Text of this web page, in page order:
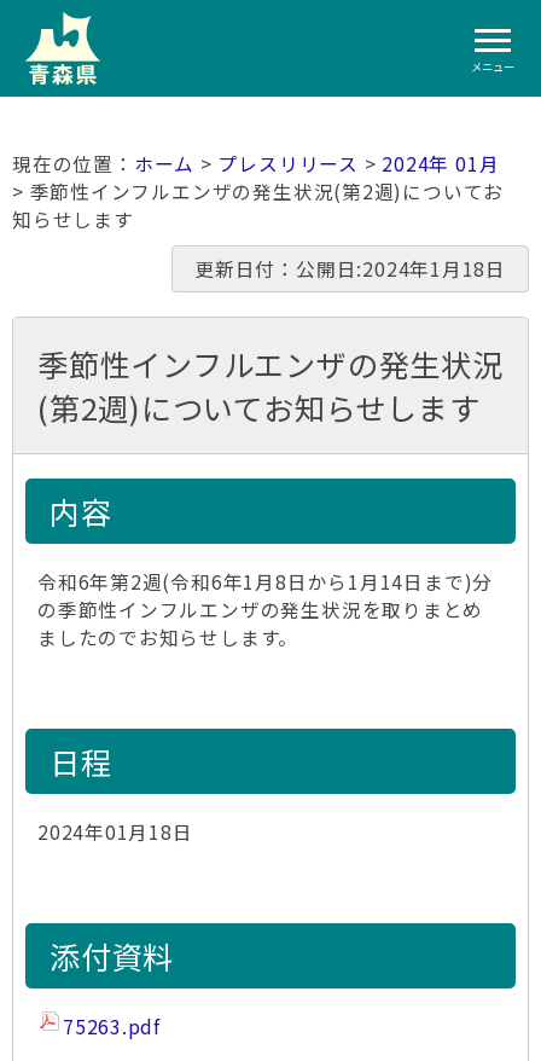
メニュー
ホーム > プレスリリース > 2024年 01月
> 季節性インフルエンザの発生状況(第2週)についてお
知らせします
更新日付：公開日:2024年1月18日
季節性インフルエンザの発生状況
(第2週)についてお知らせします
内容
令和6年第2週(令和6年1月8日から1月14日まで)分
の季節性インフルエンザの発生状況を取りまとめ
ましたのでお知らせします。
日程
2024年01月18日
添付資料
75263.pdf